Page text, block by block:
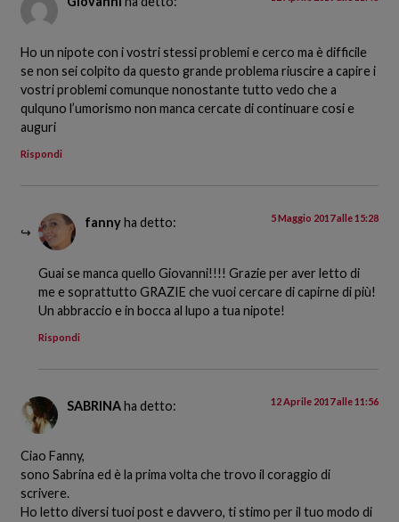
Ho un nipote con i vostri stessi problemi e cerco ma è difficile
se non sei colpito da questo grande problema riuscire a capire i
vostri problemi comunque nonostante tutto vedo che a
qulquno l’umorismo non manca cercate di continuare cosi e
auguri
Rispondi
fanny ha detto: 5 Maggio 2017 alle 15:28
Guai se manca quello Giovanni!!!! Grazie per aver letto di
me e soprattutto GRAZIE che vuoi cercare di capirne di più!
Un abbraccio e in bocca al lupo a tua nipote!
Rispondi
SABRINA ha detto: 12 Aprile 2017 alle 11:56
Ciao Fanny,
sono Sabrina ed è la prima volta che trovo il coraggio di
scrivere.
Ho letto diversi tuoi post e davvero, ti stimo per il tuo modo di